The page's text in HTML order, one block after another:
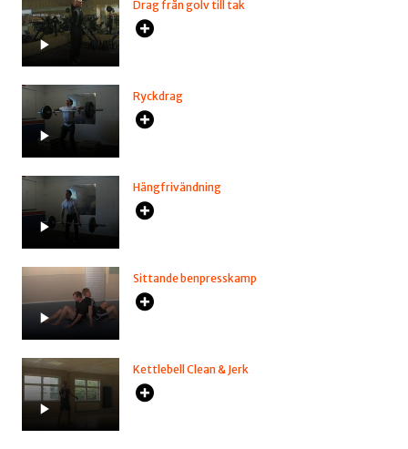
Drag från golv till tak
Ryckdrag
Hängfrivändning
Sittande benpresskamp
Kettlebell Clean & Jerk